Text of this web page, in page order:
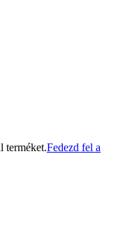
terméket.Fedezd fel a